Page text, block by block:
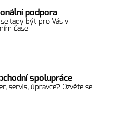
podpora
se tady být pro Vás v
čase
spolupráce
servis, úpravce? Ozvěte se